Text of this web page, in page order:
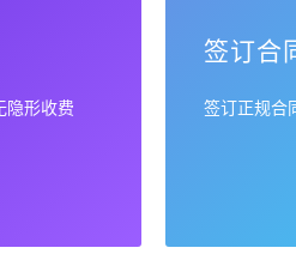
隐形收费
签订合
签订正规合